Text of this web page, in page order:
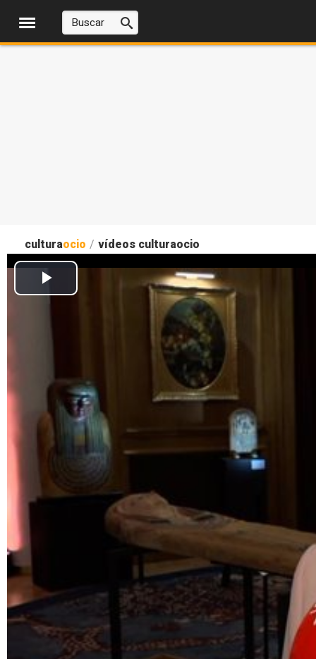
culturaocio / vídeos culturaocio